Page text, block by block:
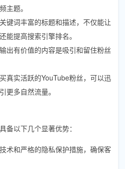
主题。
键词丰富的标题和描述，不仅能让
能提高搜索引擎排名。
出有价值的内容是吸引和留住粉丝
真实活跃的YouTube粉丝，可以迅
更多自然流量。
备以下几个显著优势：
术和严格的隐私保护措施，确保客